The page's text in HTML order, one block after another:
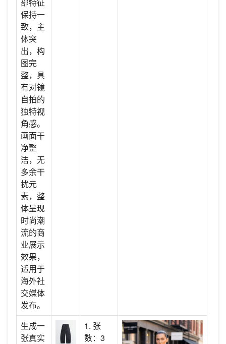
保持一
致，主
体突
出，构
图完
整，具
有对镜
自拍的
独特视
角感。
画面干
净整
洁，无
多余干
扰元
素，整
体呈现
时尚潮
流的商
业展示
效果，
适用于
海外社
交媒体
发布。
生成一
张真实
1. 张
数：3